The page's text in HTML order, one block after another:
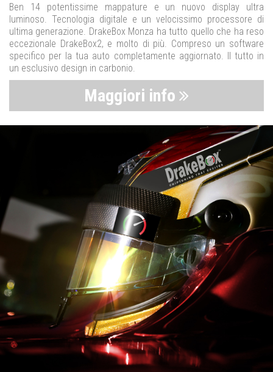
Ben 14 potentissime mappature e un nuovo display ultra
luminoso. Tecnologia digitale e un velocissimo processore di
ultima generazione. DrakeBox Monza ha tutto quello che ha reso
eccezionale DrakeBox2, e molto di più. Compreso un software
specifico per la tua auto completamente aggiornato. Il tutto in
un esclusivo design in carbonio.
Maggiori info